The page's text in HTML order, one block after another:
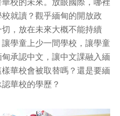
校的未來。放眼國際，哪裡
就讀？觀乎緬甸的開放政
，放在未來大概不能持續
學童上少一間學校，讓學童
承認中文，讓中文課融入緬
華校會被取替嗎？還是要緬
華校的學歷？